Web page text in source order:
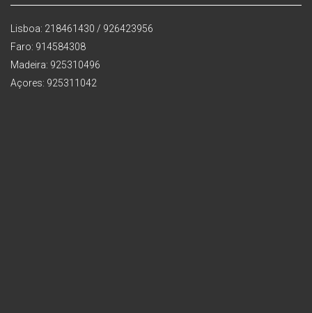
Lisboa: 218461430 / 926423956
Faro: 914584308
Madeira: 925310496
Açores: 925311042